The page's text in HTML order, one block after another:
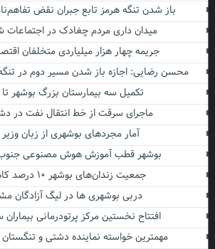
باز شدن تنگه هرمز تابع جبران نقض
میدان داری مردم چغادک در اجتماعات
جریمه چهار هزار میلیاردی متخلفان
محسن رضایی: اجازه باز شدن مسیر دوم در تنگه
تکمیل سه بیمارستان بزرگ بوشهر تا بهار
ماجرای سرقت از خط انتقال نفت در
آمار مجردهای بوشهری از زبان وزیر
بوشهر قطب آموزش هوش مصنوعی جنوب
جمعیت زندان‌های بوشهر ۱۰ درصد کاهش یافت
دربی بوشهری ها در لیگ آزادگان
افتتاح نخستین مرکز پرتودرمانی بیماران
مهمترین خواسته نماینده دشتی و تنگستان